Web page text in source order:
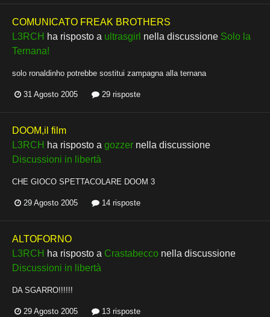
COMUNICATO FREAK BROTHERS
L3RCH ha risposto a ultrasgirl nella discussione Solo la
Ternana!
solo ronaldinho potrebbe sostitui zampagna alla ternana
31 Agosto 2005 29 risposte
DOOM,il film
L3RCH ha risposto a gozzer nella discussione
Discussioni in libertà
CHE GIOCO SPETTACOLARE DOOM 3
29 Agosto 2005 14 risposte
ALTOFORNO
L3RCH ha risposto a Crastabecco nella discussione
Discussioni in libertà
DA SGARRO!!!!!!
29 Agosto 2005 13 risposte